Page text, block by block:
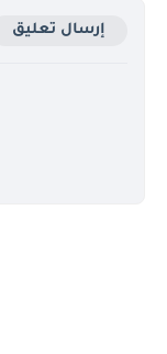
إرسال تعليق